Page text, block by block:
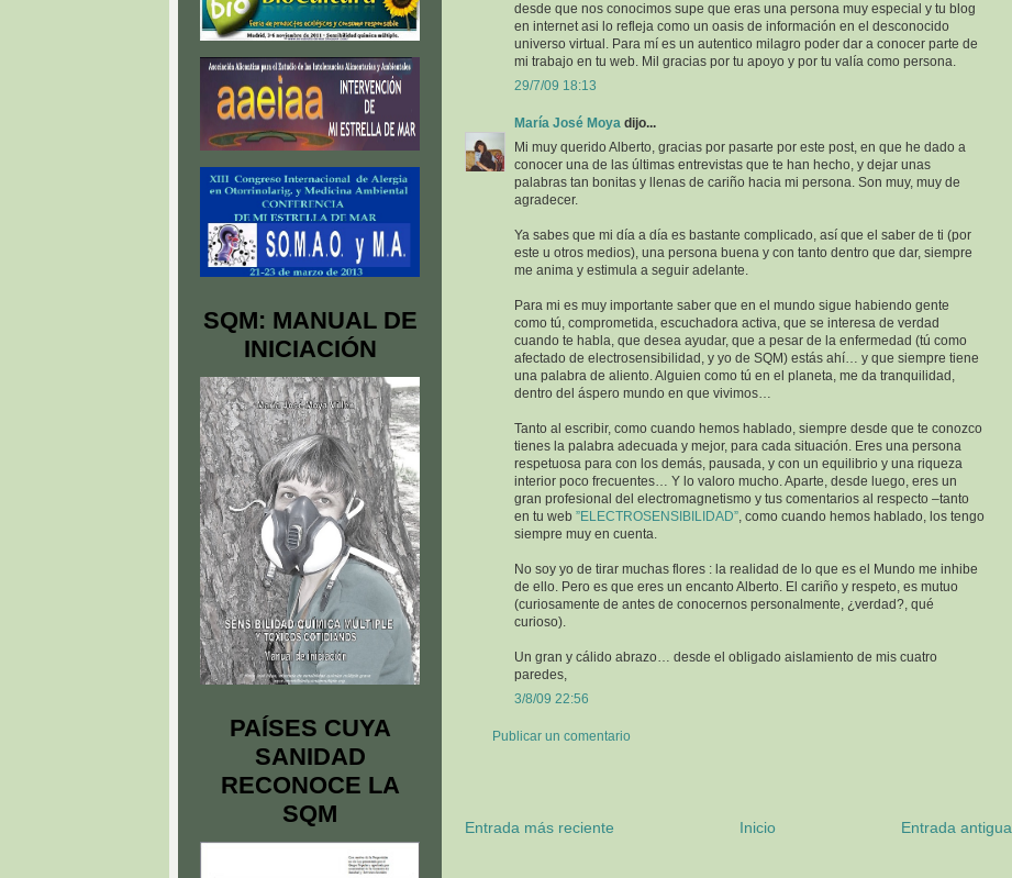
desde que nos conocimos supe que eras una persona muy especial y tu blog
en internet asi lo refleja como un oasis de información en el desconocido
universo virtual. Para mí es un autentico milagro poder dar a conocer parte de
mi trabajo en tu web. Mil gracias por tu apoyo y por tu valía como persona.
29/7/09 18:13
María José Moya dijo...
Mi muy querido Alberto, gracias por pasarte por este post, en que he dado a
conocer una de las últimas entrevistas que te han hecho, y dejar unas
palabras tan bonitas y llenas de cariño hacia mi persona. Son muy, muy de
agradecer.
Ya sabes que mi día a día es bastante complicado, así que el saber de ti (por
este u otros medios), una persona buena y con tanto dentro que dar, siempre
me anima y estimula a seguir adelante.
Para mi es muy importante saber que en el mundo sigue habiendo gente
como tú, comprometida, escuchadora activa, que se interesa de verdad
cuando te habla, que desea ayudar, que a pesar de la enfermedad (tú como
afectado de electrosensibilidad, y yo de SQM) estás ahí… y que siempre tiene
una palabra de aliento. Alguien como tú en el planeta, me da tranquilidad,
dentro del áspero mundo en que vivimos…
Tanto al escribir, como cuando hemos hablado, siempre desde que te conozco
tienes la palabra adecuada y mejor, para cada situación. Eres una persona
respetuosa para con los demás, pausada, y con un equilibrio y una riqueza
interior poco frecuentes… Y lo valoro mucho. Aparte, desde luego, eres un
gran profesional del electromagnetismo y tus comentarios al respecto –tanto
en tu web ”ELECTROSENSIBILIDAD”, como cuando hemos hablado, los tengo
siempre muy en cuenta.
No soy yo de tirar muchas flores : la realidad de lo que es el Mundo me inhibe
de ello. Pero es que eres un encanto Alberto. El cariño y respeto, es mutuo
(curiosamente de antes de conocernos personalmente, ¿verdad?, qué
curioso).
Un gran y cálido abrazo… desde el obligado aislamiento de mis cuatro
paredes,
3/8/09 22:56
Publicar un comentario
Entrada más reciente Entrada antigua
Inicio
SQM: MANUAL DE
INICIACIÓN
PAÍSES CUYA
SANIDAD
RECONOCE LA
SQM